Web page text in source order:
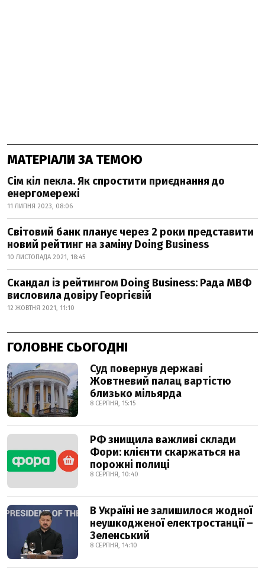
МАТЕРІАЛИ ЗА ТЕМОЮ
Сім кіл пекла. Як спростити приєднання до
енергомережі
11 ЛИПНЯ 2023, 08:06
Світовий банк планує через 2 роки представити
новий рейтинг на заміну Doing Business
10 ЛИСТОПАДА 2021, 18:45
Скандал із рейтингом Doing Business: Рада МВФ
висловила довіру Георгієвій
12 ЖОВТНЯ 2021, 11:10
ГОЛОВНЕ СЬОГОДНІ
Суд повернув державі
Жовтневий палац вартістю
близько мільярда
8 СЕРПНЯ, 15:15
РФ знищила важливі склади
Фори: клієнти скаржаться на
порожні полиці
8 СЕРПНЯ, 10:40
В Україні не залишилося жодної
неушкодженої електростанції –
Зеленський
8 СЕРПНЯ, 14:10